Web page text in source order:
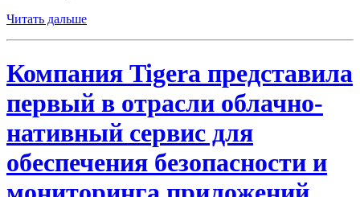
Читать дальше
Компания Tigera представила
первый в отрасли облачно-
нативный сервис для
обеспечения безопасности и